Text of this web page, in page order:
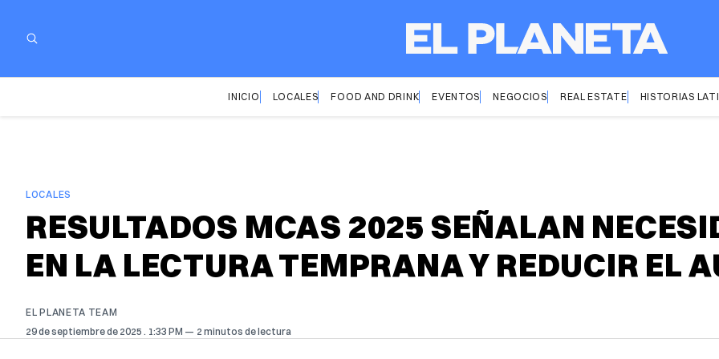
INICIO LOCALES FOOD AND DRINK EVENTOS NEGOCIOS REAL ESTATE HISTORIAS
LOCALES
RESULTADOS MCAS 2025 SEÑALAN
EN LA LECTURA TEMPRANA Y REDUCIR EL
EL PLANETA TEAM
29 de septiembre de 2025 . 1:33 PM 2 minutos de lectura